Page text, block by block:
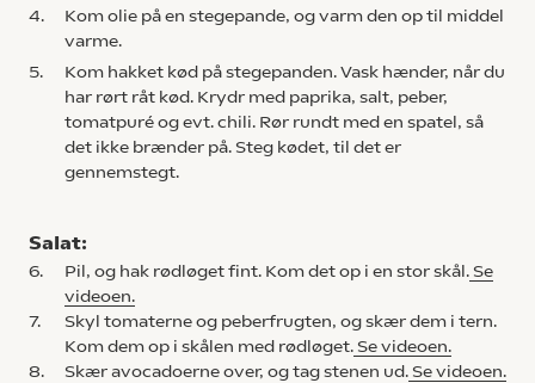
4.
Kom olie på en stegepande, og varm den op til middel
varme.
5.
Kom hakket kød på stegepanden. Vask hænder, når du
har rørt råt kød. Krydr med paprika, salt, peber,
tomatpuré og evt. chili. Rør rundt med en spatel, så
det ikke brænder på. Steg kødet, til det er
gennemstegt.
Salat:
6. Pil, og hak rødløget fint. Kom det op i en stor skål. Se
videoen.
7.
Skyl tomaterne og peberfrugten, og skær dem i tern.
Kom dem op i skålen med rødløget. Se videoen.
8.
Skær avocadoerne over, og tag stenen ud. Se videoen.